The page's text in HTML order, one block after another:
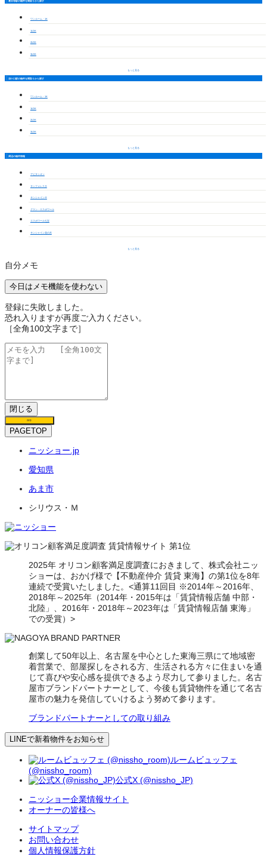
甚目寺駅の物件を間取りから探す
ワンルーム・1K
1LDK
2LDK
3LDK
もっと見る
須ケ口駅の物件を間取りから探す
ワンルーム・1K
1LDK
2LDK
3LDK
もっと見る
周辺の物件情報
アビタシオン
サンフォレスタ
サンシャインⅢ
グラン・エスポワール
エスポワール七宝
サンシャイン花の木
もっと見る
自分メモ
今日はメモ機能を使わない
登録に失敗しました。
恐れ入りますが再度ご入力ください。
［全角100文字まで］
閉じる
保存
PAGETOP
ニッショー.jp
愛知県
あま市
シリウス・Ｍ
2025年 オリコン顧客満足度調査におきまして、株式会社ニッ
ショーは、おかげ様で【不動産仲介 賃貸 東海】の第1位を8年
連続で受賞いたしました。<通算11回目 ※2014年～2016年、
2018年～2025年（2014年・2015年は「賃貸情報店舗 中部・
北陸」、2016年・2018年～2023年は「賃貸情報店舗 東海」
での受賞）>
創業して50年以上、名古屋を中心とした東海三県にて地域密
着営業で、部屋探しをされる方、生活される方々に住まいを通
じて喜びや安心感を提供できるよう尽力して参りました。名古
屋市ブランドパートナーとして、今後も賃貸物件を通じて名古
屋市の魅力を発信していけるよう努めて参ります。
ブランドパートナーとしての取り組み
LINEで新着物件をお知らせ
ルームビュッフェ
(@nissho_room)
公式X (@nissho_JP)
ニッショー企業情報サイト
オーナーの皆様へ
サイトマップ
お問い合わせ
個人情報保護方針